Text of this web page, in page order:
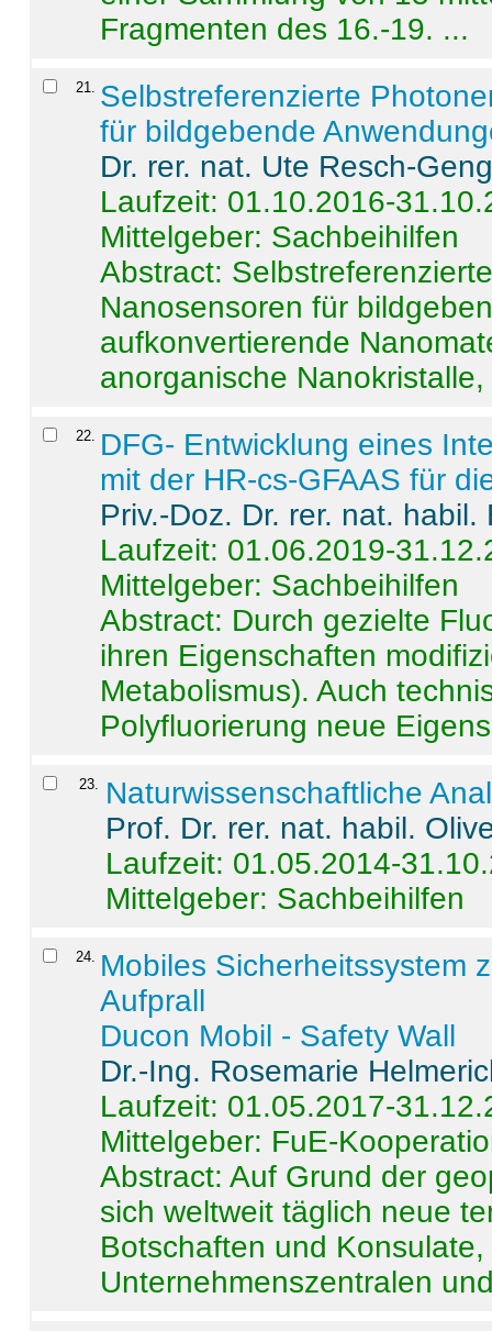
Fragmenten des 16.-19. ...
21
Selbstreferenzierte
für bildgebende
Dr. rer. nat. Ute Resch-
Laufzeit: 01.10.2016-
Mittelgeber: Sachbeihilfen
Abstract:
Nanosensoren für
aufkonvertierende
anorganische
22
DFG- Entwicklung eines
mit der HR-cs-GFAAS für
Priv.-Doz. Dr. rer. nat.
Laufzeit: 01.06.2019-
Mittelgeber: Sachbeihilfen
Abstract: Durch gezielte
ihren Eigenschaften
Metabolismus). Auch
Polyfluorierung neue
23. Naturwissenschaftliche
Prof. Dr. rer. nat. habil.
Laufzeit: 01.05.2014-
Mittelgeber: Sachbeihilfen
24. Mobiles Sicherheitssystem
Aufprall
Ducon Mobil - Safety Wall
Dr.-Ing. Rosemarie
Laufzeit: 01.05.2017-
Mittelgeber: FuE-
Abstract:Auf Grund der
sich weltweit täglich neue
Botschaften und
Unternehmenszentralen